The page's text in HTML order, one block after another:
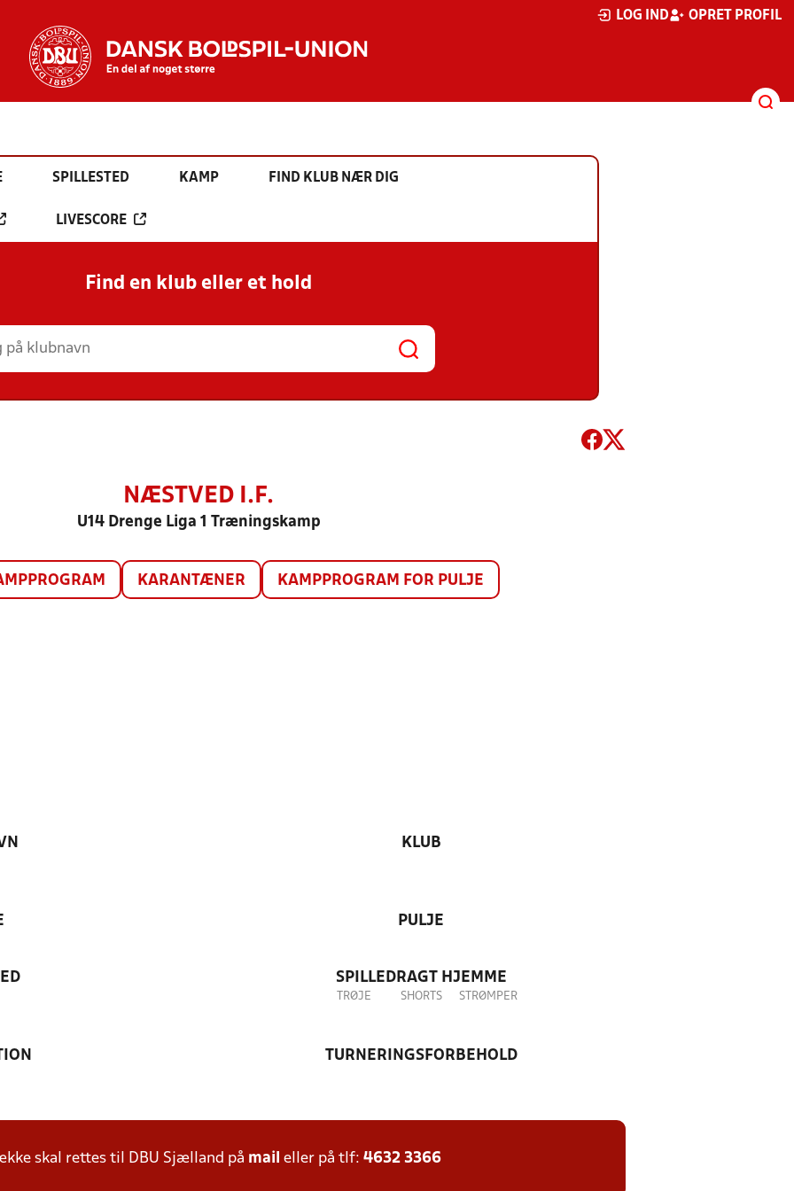
LOG IND OPRET PROFIL
SPILLESTED KAMP FIND KLUB NÆR DIG
LIVESCORE
Find en klub eller et hold
NÆSTVED I.F.
U14 Drenge Liga 1 Træningskamp
KARANTÆNER KAMPPROGRAM FOR PULJE
KLUB
PULJE
SPILLEDRAGT HJEMME
TRØJE SHORTS STRØMPER
TURNERINGSFORBEHOLD
skal rettes til DBU Sjælland på mail eller på tlf: 4632 3366